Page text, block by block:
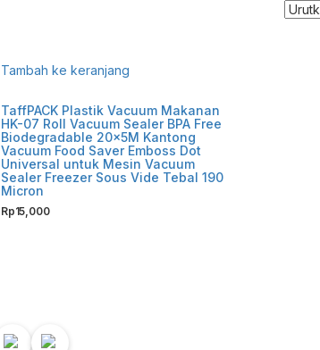
Tambah ke keranjang
TaffPACK Plastik Vacuum Makanan
HK-07 Roll Vacuum Sealer BPA Free
Biodegradable 20x5M Kantong
Vacuum Food Saver Emboss Dot
Universal untuk Mesin Vacuum
Sealer Freezer Sous Vide Tebal 190
Micron
Rp15,000